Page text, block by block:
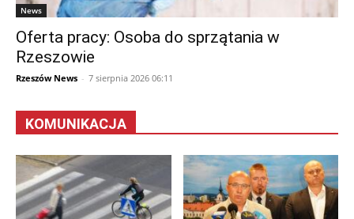
News
Oferta pracy: Osoba do sprzątania w
Rzeszowie
Rzeszów News - 7 sierpnia 2026 06:11
KOMUNIKACJA